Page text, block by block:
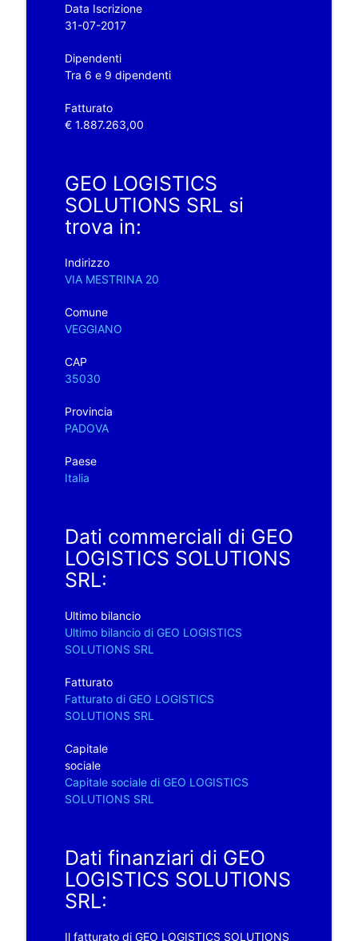
Data Iscrizione
31-07-2017
Dipendenti
Tra 6 e 9 dipendenti
Fatturato
€ 1.887.263,00
GEO LOGISTICS
SOLUTIONS SRL si
trova in:
Indirizzo
VIA MESTRINA 20
Comune
VEGGIANO
CAP
35030
Provincia
PADOVA
Paese
Italia
Dati commerciali di GEO
LOGISTICS SOLUTIONS
SRL:
Ultimo bilancio
Ultimo bilancio di GEO LOGISTICS
SOLUTIONS SRL
Fatturato
Fatturato di GEO LOGISTICS
SOLUTIONS SRL
Capitale
sociale
Capitale sociale di GEO LOGISTICS
SOLUTIONS SRL
Dati finanziari di GEO
LOGISTICS SOLUTIONS
SRL:
Il fatturato di GEO LOGISTICS SOLUTIONS